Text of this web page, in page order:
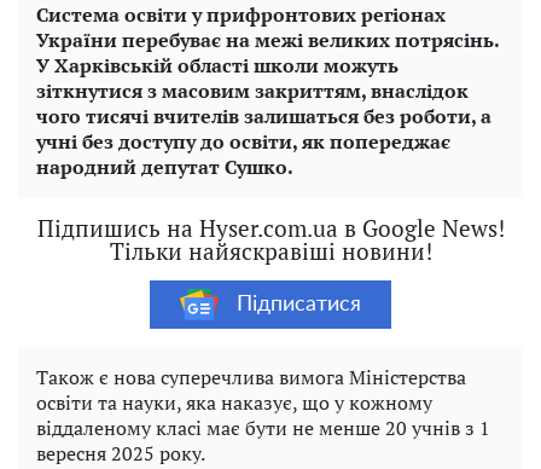
Система освіти у прифронтових регіонах
України перебуває на межі великих потрясінь.
У Харківській області школи можуть
зіткнутися з масовим закриттям, внаслідок
чого тисячі вчителів залишаться без роботи, а
учні без доступу до освіти, як попереджає
народний депутат Сушко.
Підпишись на Hyser.com.ua в Google News!
Тільки найяскравіші новини!
Підписатися
Також є нова суперечлива вимога Міністерства
освіти та науки, яка наказує, що у кожному
віддаленому класі має бути не менше 20 учнів з 1
вересня 2025 року.